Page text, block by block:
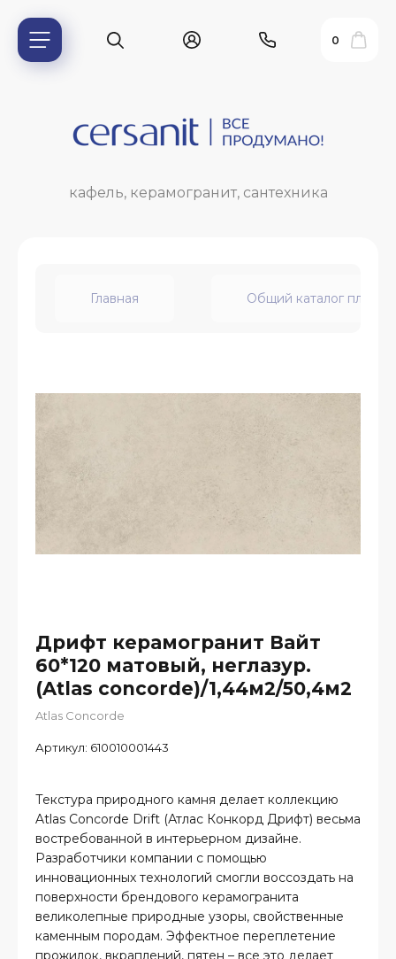
0
кафель, керамогранит, сантехника
Главная Общий каталог плитки
Дрифт керамогранит Вайт
60*120 матовый, неглазур.
(Atlas concorde)/1,44м2/50,4м2
Atlas Concorde
Артикул: 610010001443
Текстура природного камня делает коллекцию
Atlas Concorde Drift (Атлас Конкорд Дрифт) весьма
востребованной в интерьерном дизайне.
Разработчики компании с помощью
инновационных технологий смогли воссоздать на
поверхности брендового керамогранита
великолепные природные узоры, свойственные
каменным породам. Эффектное переплетение
прожилок, вкраплений, пятен – все это делает